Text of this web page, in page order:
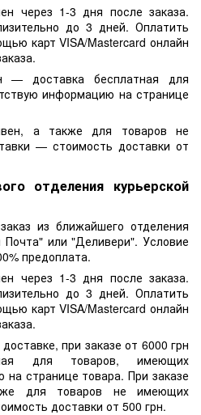
через 1-3 дня после заказа.
до 3 дней. Оплатить
карт VISA/Mastercard онлайн
— доставка бесплатная для
информацию на странице
а также для товаров не
— стоимость доставки от
отделения курьерской
из ближайшего отделения
или "Деливери". Условие
предоплата.
через 1-3 дня после заказа.
до 3 дней. Оплатить
карт VISA/Mastercard онлайн
при заказе от 6000 грн
для товаров, имеющих
странице товара. При заказе
для товаров не имеющих
доставки от 500 грн.